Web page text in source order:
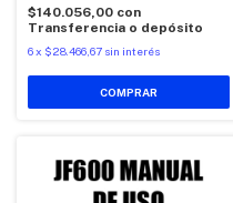
$140.056,00 con
Transferencia o depósito
6x $28.466,67 sin interés